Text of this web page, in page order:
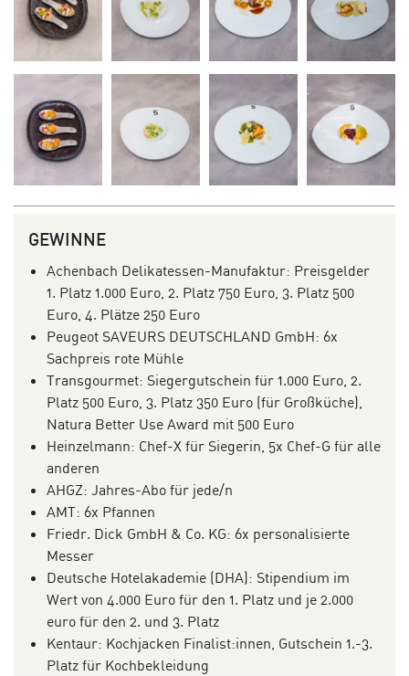
GEWINNE
Achenbach Delikatessen-Manufaktur: Preisgelder
1. Platz 1.000 Euro, 2. Platz 750 Euro, 3. Platz 500
Euro, 4. Plätze 250 Euro
Peugeot SAVEURS DEUTSCHLAND GmbH: 6x
Sachpreis rote Mühle
Transgourmet: Siegergutschein für 1.000 Euro, 2.
Platz 500 Euro, 3. Platz 350 Euro (für Großküche),
Natura Better Use Award mit 500 Euro
Heinzelmann: Chef-X für Siegerin, 5x Chef-G für alle
anderen
AHGZ: Jahres-Abo für jede/n
AMT: 6x Pfannen
Friedr. Dick GmbH & Co. KG: 6x personalisierte
Messer
Deutsche Hotelakademie (DHA): Stipendium im
Wert von 4.000 Euro für den 1. Platz und je 2.000
euro für den 2. und 3. Platz
Kentaur: Kochjacken Finalist:innen, Gutschein 1.-3.
Platz für Kochbekleidung